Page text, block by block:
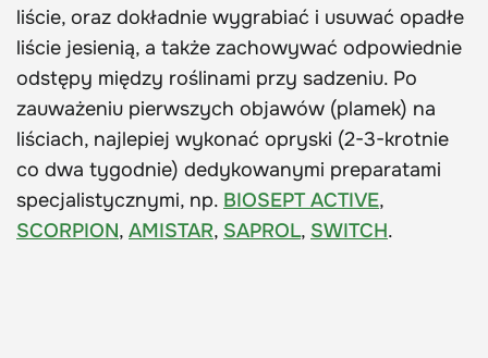
liście, oraz dokładnie wygrabiać i usuwać opadłe
liście jesienią, a także zachowywać odpowiednie
odstępy między roślinami przy sadzeniu. Po
zauważeniu pierwszych objawów (plamek) na
liściach, najlepiej wykonać opryski (2-3-krotnie
co dwa tygodnie) dedykowanymi preparatami
specjalistycznymi, np. BIOSEPT ACTIVE,
SCORPION, AMISTAR, SAPROL, SWITCH.